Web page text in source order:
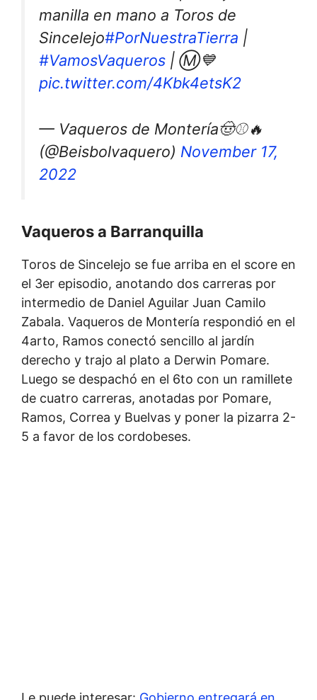
manilla en mano a Toros de
Sincelejo#PorNuestraTierra |
#VamosVaqueros | Ⓜ️💙
pic.twitter.com/4Kbk4etsK2
— Vaqueros de Montería🤠⚾🔥
(@Beisbolvaquero) November 17,
2022
Vaqueros a Barranquilla
Toros de Sincelejo se fue arriba en el score en
el 3er episodio, anotando dos carreras por
intermedio de Daniel Aguilar Juan Camilo
Zabala. Vaqueros de Montería respondió en el
4arto, Ramos conectó sencillo al jardín
derecho y trajo al plato a Derwin Pomare.
Luego se despachó en el 6to con un ramillete
de cuatro carreras, anotadas por Pomare,
Ramos, Correa y Buelvas y poner la pizarra 2-
5 a favor de los cordobeses.